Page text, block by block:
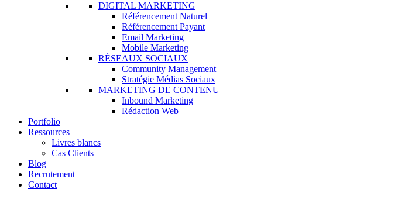
DIGITAL MARKETING
Référencement Naturel
Référencement Payant
Email Marketing
Mobile Marketing
RÉSEAUX SOCIAUX
Community Management
Stratégie Médias Sociaux
MARKETING DE CONTENU
Inbound Marketing
Rédaction Web
Portfolio
Ressources
Livres blancs
Cas Clients
Blog
Recrutement
Contact